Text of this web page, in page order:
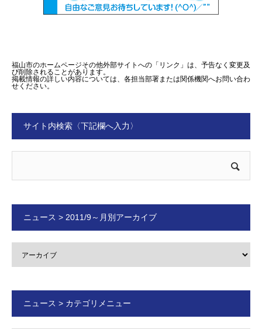
福山市のホームページその他外部サイトへの「リンク」は、予告なく変更及
び削除されることがあります。
掲載情報の詳しい内容については、各担当部署または関係機関へお問い合わ
せください。
サイト内検索〈下記欄へ入力〉
ニュース > 2011/9～月別アーカイブ
ニュース > カテゴリメニュー